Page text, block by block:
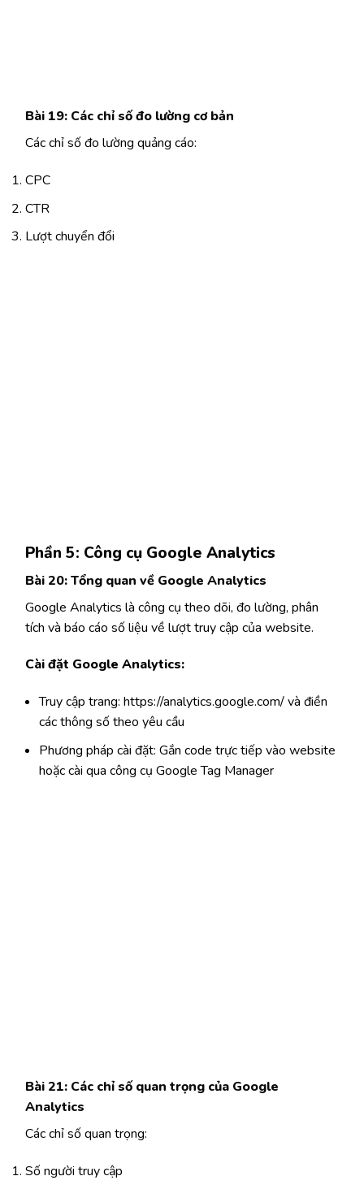
Bài 19: Các chỉ số đo lường cơ bản
Các chỉ số đo lường quảng cáo:
CPC
CTR
Lượt chuyển đổi
Phần 5: Công cụ Google Analytics
Bài 20: Tổng quan về Google Analytics
Google Analytics là công cụ theo dõi, đo lường, phân
tích và báo cáo số liệu về lượt truy cập của website.
Cài đặt Google Analytics:
Truy cập trang: https://analytics.google.com/ và điền
các thông số theo yêu cầu
Phương pháp cài đặt: Gắn code trực tiếp vào website
hoặc cài qua công cụ Google Tag Manager
Bài 21: Các chỉ số quan trọng của Google
Analytics
Các chỉ số quan trọng:
Số người truy cập